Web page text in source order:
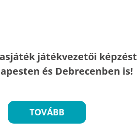
játékvezetői képzést
és Debrecenben is!
TOVÁBB